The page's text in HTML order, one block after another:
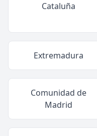
Cataluña
Extremadura
Comunidad de
Madrid